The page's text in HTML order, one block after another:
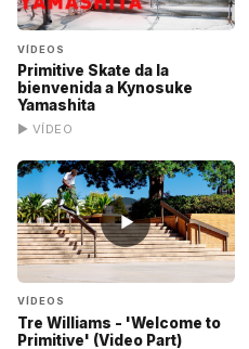
VÍDEOS
Primitive Skate da la
bienvenida a Kynosuke
Yamashita
▶ VÍDEO
▶
VÍDEOS
Tre Williams - 'Welcome to
Primitive' (Video Part)